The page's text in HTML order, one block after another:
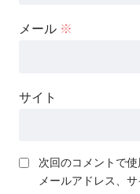
メール ※
サイト
次回のコメントで
メールアドレス、サ